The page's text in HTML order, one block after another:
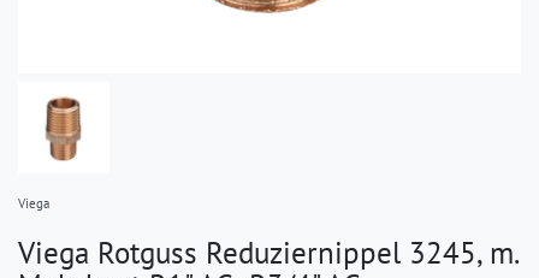
Viega
Viega Rotguss Reduziernippel 3245, m.